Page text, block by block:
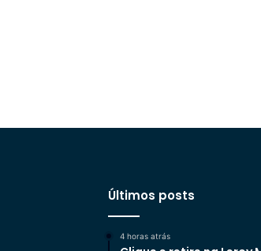
Últimos posts
4 horas atrás